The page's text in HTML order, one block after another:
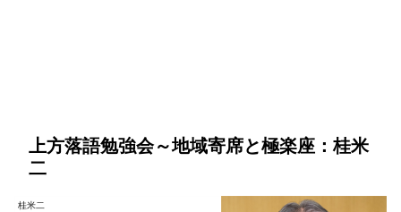
上方落語勉強会～地域寄席と極楽座：桂米
二
桂米二